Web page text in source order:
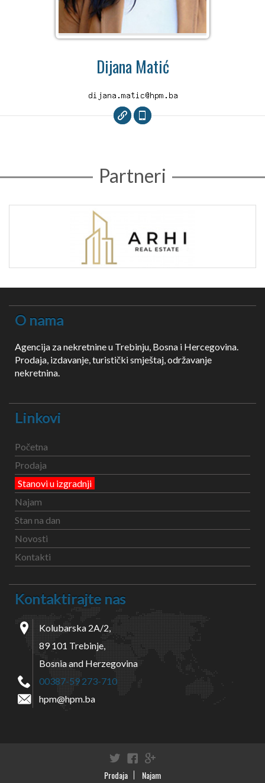
Dijana Matić
Partneri
O nama
Agencija za nekretnine u Trebinju, Bosna i Hercegovina.
Prodaja, izdavanje, turistički smještaj, održavanje
nekretnina.
Linkovi
Početna
Prodaja
Stanovi u izgradnji
Najam
Stan na dan
Novosti
Kontakti
Kontaktirajte nas
Kolubarska 2A/2,
89 101 Trebinje,
Bosnia and Herzegovina
00387-59 273-710
hpm@hpm.ba
TwitterFacebook
Google+
Prodaja Najam